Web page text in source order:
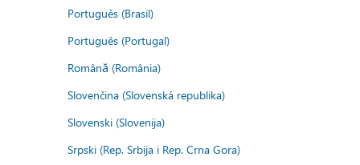
Português (Brasil)
Português (Portugal)
Română (România)
Slovenčina (Slovenská republika)
Slovenski (Slovenija)
Srpski (Rep. Srbija i Rep. Crna Gora)